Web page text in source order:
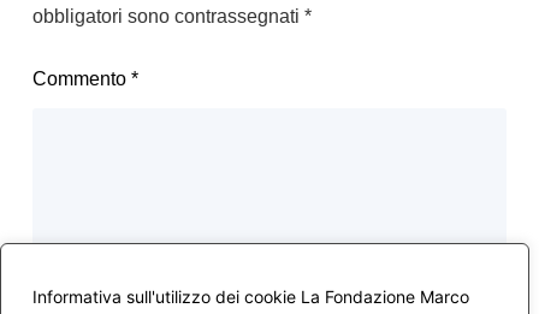
Informativa sull'utilizzo dei cookie La Fondazione Marco
obbligatori sono contrassegnati *
Commento *